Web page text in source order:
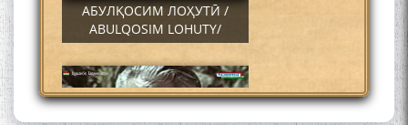
АБУЛҚОСИМ ЛОҲУТӢ /
ABULQOSIM LOHUTY/